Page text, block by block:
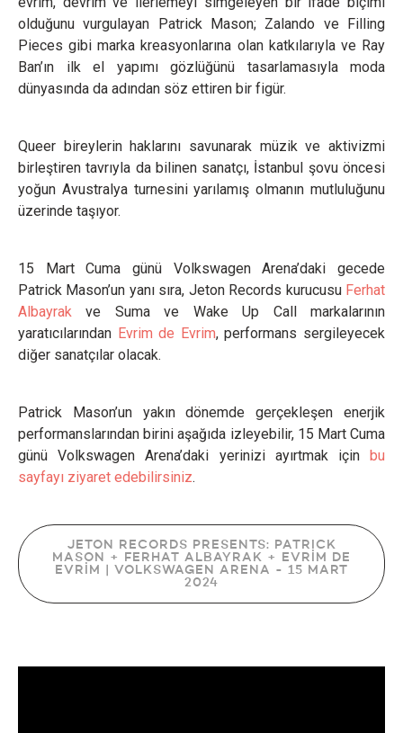
olduğunu vurgulayan Patrick Mason; Zalando ve Filling
Pieces gibi marka kreasyonlarına olan katkılarıyla ve Ray
Ban’ın ilk el yapımı gözlüğünü tasarlamasıyla moda
dünyasında da adından söz ettiren bir figür.
Queer bireylerin haklarını savunarak müzik ve aktivizmi
birleştiren tavrıyla da bilinen sanatçı, İstanbul şovu öncesi
yoğun Avustralya turnesini yarılamış olmanın mutluluğunu
üzerinde taşıyor.
15 Mart Cuma günü Volkswagen Arena’daki gecede
Patrick Mason’un yanı sıra, Jeton Records kurucusu Ferhat
Albayrak ve Suma ve Wake Up Call markalarının
yaratıcılarından Evrim de Evrim, performans sergileyecek
diğer sanatçılar olacak.
Patrick Mason’un yakın dönemde gerçekleşen enerjik
performanslarından birini aşağıda izleyebilir, 15 Mart Cuma
günü Volkswagen Arena’daki yerinizi ayırtmak için bu
sayfayı ziyaret edebilirsiniz.
JETON RECORDS PRESENTS: PATRICK
MASON + FERHAT ALBAYRAK + EVRİM DE
EVRİM | VOLKSWAGEN ARENA - 15 MART
2024